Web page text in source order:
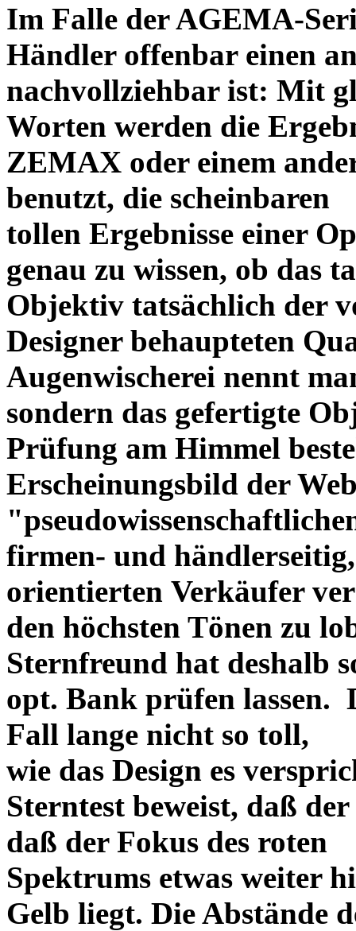
Im Falle der AGEMA-
Händler offenbar einen
nachvollziehbar ist: Mit
Worten werden die
ZEMAX oder einem
benutzt, die scheinbaren
tollen Ergebnisse einer
genau zu wissen, ob das
Objektiv tatsächlich der
Designer behaupteten
Augenwischerei nennt
sondern das gefertigte
Prüfung am Himmel
Erscheinungsbild der
firmen- und
orientierten Verkäufer
den höchsten Tönen zu
Sternfreund hat deshalb
opt. Bank prüfen lassen.
Fall lange nicht so toll,
wie das Design es
Sterntest beweist, daß
daß der Fokus des roten
Spektrums etwas weiter
Gelb liegt. Die Abstände